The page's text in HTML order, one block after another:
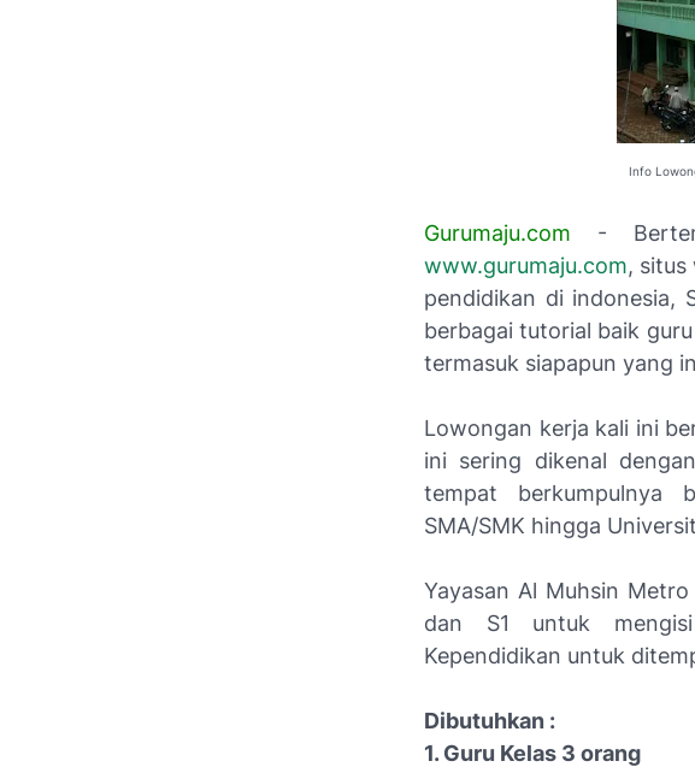
Info
Gurumaju.com -
www.gurumaju.com,
pendidikan di indonesia,
berbagai tutorial baik
termasuk siapapun yang
Lowongan kerja kali ini
ini sering dikenal
tempat berkumpulnya
SMA/SMK hingga
Yayasan Al Muhsin
dan S1 untuk
Kependidikan untuk
Dibutuhkan :
1. Guru Kelas 3 orang